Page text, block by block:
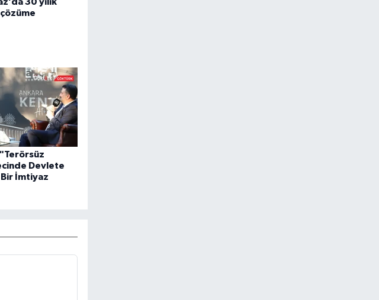
Devlete
İmtiyaz